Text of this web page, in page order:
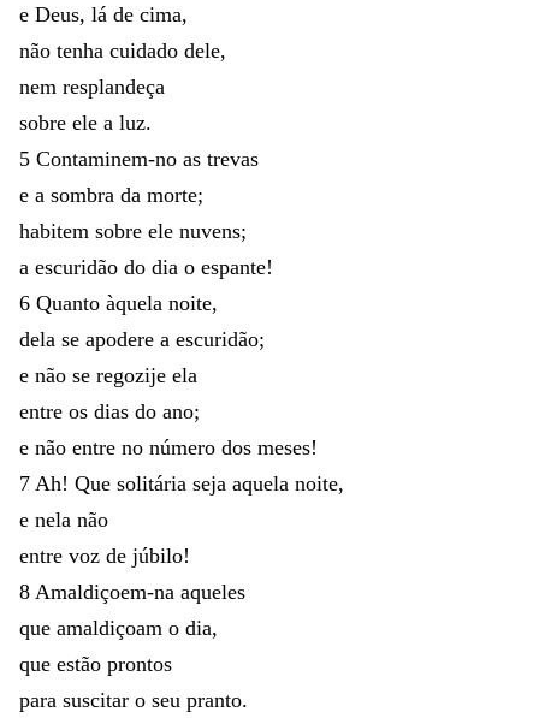
e Deus, lá de cima,
não tenha cuidado dele,
nem resplandeça
sobre ele a luz.
5 Contaminem-no as trevas
e a sombra da morte;
habitem sobre ele nuvens;
a escuridão do dia o espante!
6 Quanto àquela noite,
dela se apodere a escuridão;
e não se regozije ela
entre os dias do ano;
e não entre no número dos meses!
7 Ah! Que solitária seja aquela noite,
e nela não
entre voz de júbilo!
8 Amaldiçoem-na aqueles
que amaldiçoam o dia,
que estão prontos
para suscitar o seu pranto.